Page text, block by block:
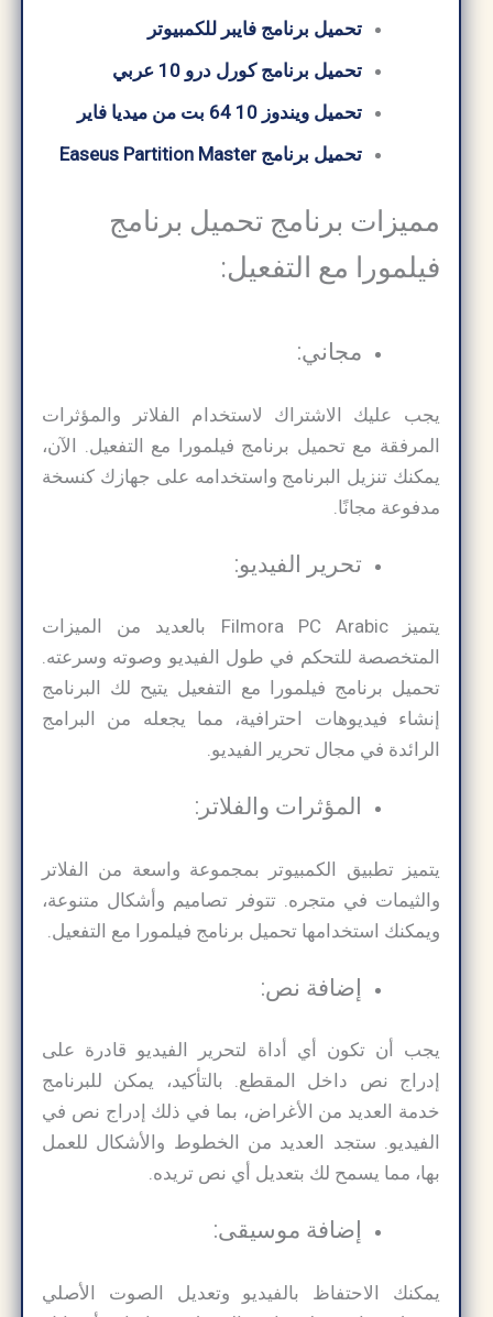
تحميل برنامج فايبر للكمبيوتر
تحميل برنامج كورل درو 10 عربي
تحميل ويندوز 10 64 بت من ميديا ​​فاير
تحميل برنامج Easeus Partition Master
مميزات برنامج تحميل برنامج
فيلمورا مع التفعيل:
مجاني:
يجب عليك الاشتراك لاستخدام الفلاتر والمؤثرات
المرفقة مع تحميل برنامج فيلمورا مع التفعيل. الآن،
يمكنك تنزيل البرنامج واستخدامه على جهازك كنسخة
مدفوعة مجانًا.
تحرير الفيديو:
يتميز Filmora PC Arabic بالعديد من الميزات
المتخصصة للتحكم في طول الفيديو وصوته وسرعته.
تحميل برنامج فيلمورا مع التفعيل يتيح لك البرنامج
إنشاء فيديوهات احترافية، مما يجعله من البرامج
الرائدة في مجال تحرير الفيديو.
المؤثرات والفلاتر:
يتميز تطبيق الكمبيوتر بمجموعة واسعة من الفلاتر
والثيمات في متجره. تتوفر تصاميم وأشكال متنوعة،
ويمكنك استخدامها تحميل برنامج فيلمورا مع التفعيل.
إضافة نص:
يجب أن تكون أي أداة لتحرير الفيديو قادرة على
إدراج نص داخل المقطع. بالتأكيد، يمكن للبرنامج
خدمة العديد من الأغراض، بما في ذلك إدراج نص في
الفيديو. ستجد العديد من الخطوط والأشكال للعمل
بها، مما يسمح لك بتعديل أي نص تريده.
إضافة موسيقى:
يمكنك الاحتفاظ بالفيديو وتعديل الصوت الأصلي